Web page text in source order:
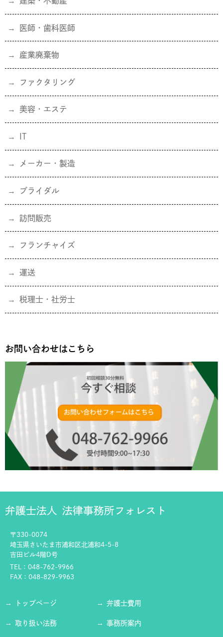
医師・歯科医師
産業廃棄物
ファクタリング
美容・エステ
IT
メーカー・製造
ブライダル
訪問販売
フランチャイズ
運送
税理士・社労士
お問い合わせはこちら
弁護士法人 法律事務所フォレスト
〒330-0074
埼玉県さいたま市浦和区北浦和4-5-8
吉田ビル4階D号
TEL：048-762-9966
FAX：048-829-9963
トップページ
取り扱い法務
弁護士費用
事務所案内